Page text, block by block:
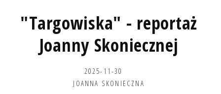
"Targowiska" - reportaż
Joanny Skoniecznej
2025-11-30
JOANNA SKONIECZNA